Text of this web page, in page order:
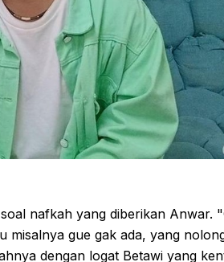
nafkah yang diberikan Anwar.
misalnya gue gak ada, yang
dengan logat Betawi yang